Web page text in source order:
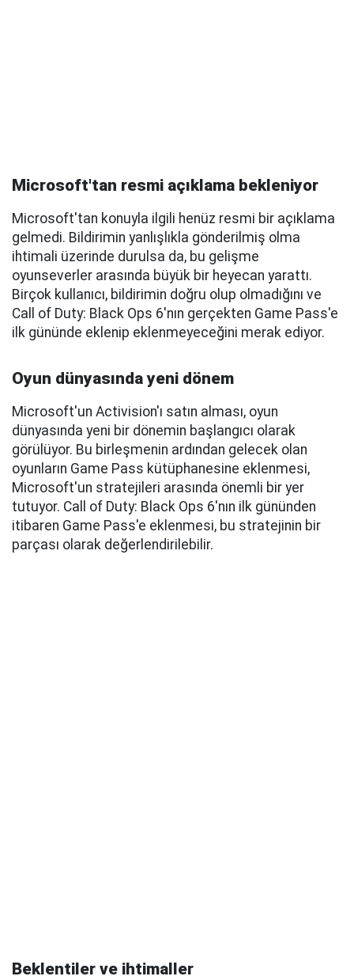
Microsoft'tan resmi açıklama bekleniyor
Microsoft'tan konuyla ilgili henüz resmi bir açıklama
gelmedi. Bildirimin yanlışlıkla gönderilmiş olma
ihtimali üzerinde durulsa da, bu gelişme
oyunseverler arasında büyük bir heyecan yarattı.
Birçok kullanıcı, bildirimin doğru olup olmadığını ve
Call of Duty: Black Ops 6'nın gerçekten Game Pass'e
ilk gününde eklenip eklenmeyeceğini merak ediyor.
Oyun dünyasında yeni dönem
Microsoft'un Activision'ı satın alması, oyun
dünyasında yeni bir dönemin başlangıcı olarak
görülüyor. Bu birleşmenin ardından gelecek olan
oyunların Game Pass kütüphanesine eklenmesi,
Microsoft'un stratejileri arasında önemli bir yer
tutuyor. Call of Duty: Black Ops 6'nın ilk gününden
itibaren Game Pass'e eklenmesi, bu stratejinin bir
parçası olarak değerlendirilebilir.
Beklentiler ve ihtimaller